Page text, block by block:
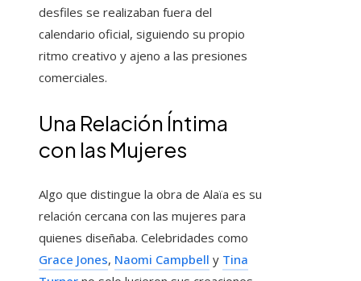
desfiles se realizaban fuera del
calendario oficial, siguiendo su propio
ritmo creativo y ajeno a las presiones
comerciales.
Una Relación Íntima
con las Mujeres
Algo que distingue la obra de Alaïa es su
relación cercana con las mujeres para
quienes diseñaba. Celebridades como
Grace Jones, Naomi Campbell y Tina